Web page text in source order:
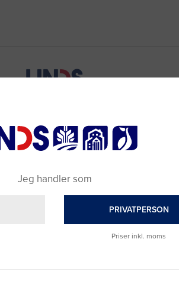
Jeg handler som
PRIVATPERSON
Priser inkl. moms